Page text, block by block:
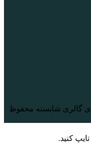
گالری شایسته محفوظ
کنید.